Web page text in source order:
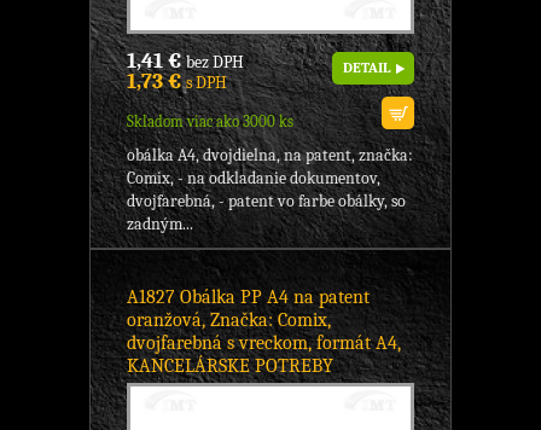
1,41 €bez DPH
1,73 €s DPH
Skladom viac ako 3000 ks
DETAIL
obálka A4, dvojdielna, na patent, značka:
Comix, - na odkladanie dokumentov,
dvojfarebná, - patent vo farbe obálky, so
zadným...
A1827 Obálka PP A4 na patent
oranžová, Značka: Comix,
dvojfarebná s vreckom, formát A4,
KANCELÁRSKE POTREBY